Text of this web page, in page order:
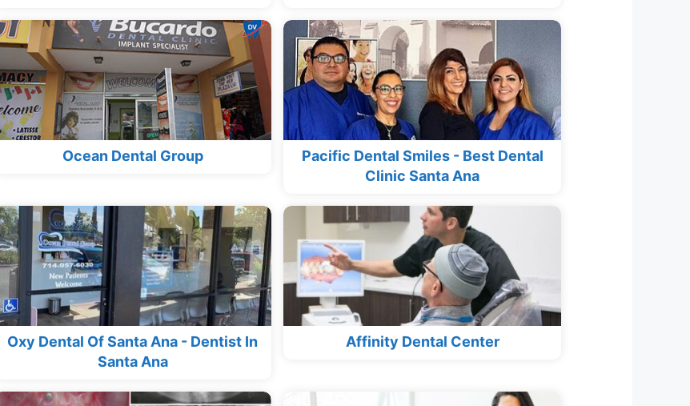
Ocean Dental Group
Pacific Dental Smiles - Best Dental
Clinic Santa Ana
Oxy Dental Of Santa Ana - Dentist In
Santa Ana
Affinity Dental Center